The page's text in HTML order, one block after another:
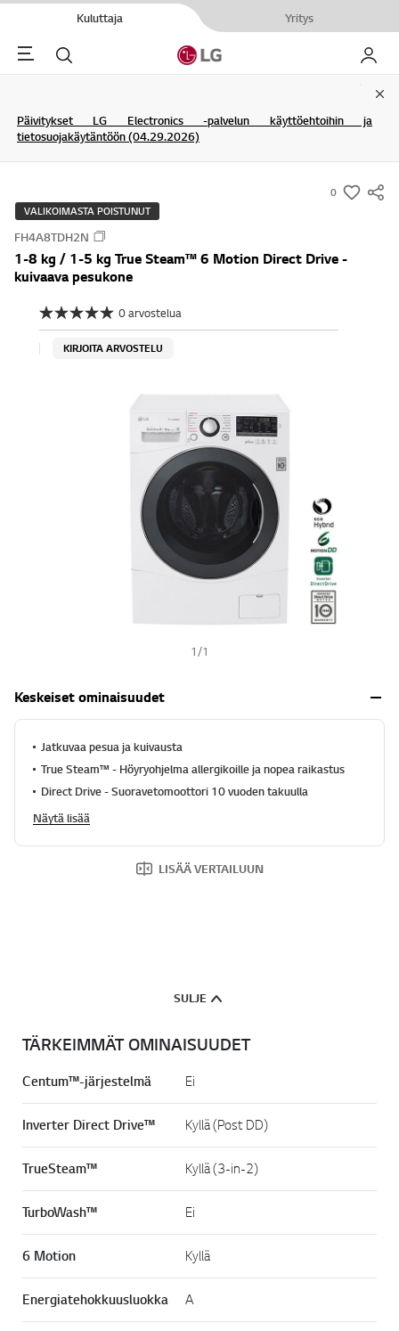
Kuluttaja Yritys
Menu Haku My LG
Päivitykset LG Electronics -palvelun käyttöehtoihin ja
tietosuojakäytäntöön (04.29.2026)
0
s
VALIKOIMASTA POISTUNUT
FH4A8TDH2N
1-8 kg / 1-5 kg True Steam™ 6 Motion Direct Drive -
kuivaava pesukone
E
i
a
l
i
k
k
0 arvostelua
KIRJOITA ARVOSTELU
1/1
Keskeiset ominaisuudet
Jatkuvaa pesua ja kuivausta
True Steam™ - Höyryohjelma allergikoille ja nopea raikastus
Direct Drive - Suoravetomoottori 10 vuoden takuulla
Näytä lisää
LISÄÄ VERTAILUUN
SULJE
TÄRKEIMMÄT OMINAISUUDET
Centum™-järjestelmä Ei
Inverter Direct Drive™ Kyllä (Post DD)
TrueSteam™ Kyllä (3-in-2)
TurboWash™ Ei
6 Motion Kyllä
Energiatehokkuusluokka A